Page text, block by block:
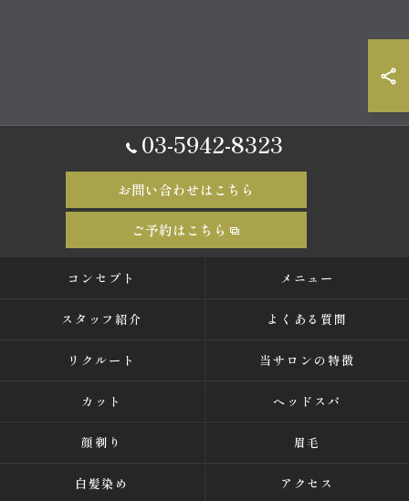
03-5942-8323
お問い合わせはこちら
ご予約はこちら
コンセプト メニュー
スタッフ紹介 よくある質問
リクルート 当サロンの特徴
カット ヘッドスパ
顔剃り 眉毛
白髪染め アクセス